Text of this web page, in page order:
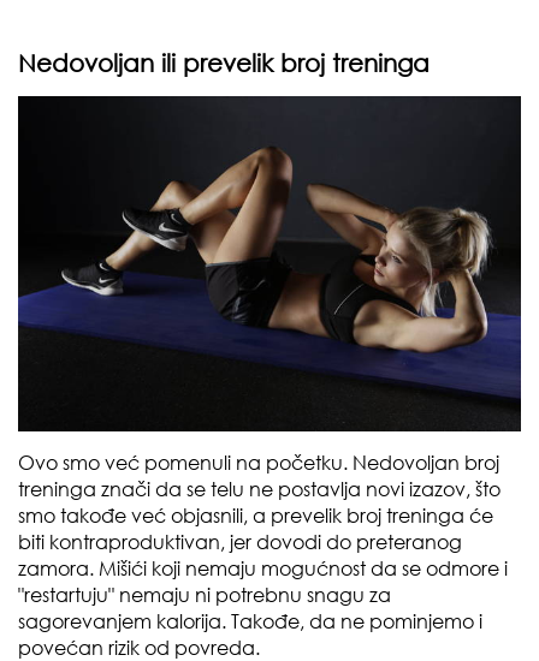
Nedovoljan ili prevelik broj treninga
Ovo smo već pomenuli na početku. Nedovoljan broj
treninga znači da se telu ne postavlja novi izazov, što
smo takođe već objasnili, a prevelik broj treninga će
biti kontraproduktivan, jer dovodi do preteranog
zamora. Mišići koji nemaju mogućnost da se odmore i
"restartuju" nemaju ni potrebnu snagu za
sagorevanjem kalorija. Takođe, da ne pominjemo i
povećan rizik od povreda.